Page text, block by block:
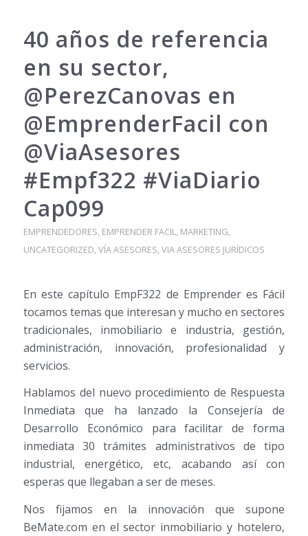
40 años de referencia
en su sector,
@PerezCanovas en
@EmprenderFacil con
@ViaAsesores
#Empf322 #ViaDiario
Cap099
EMPRENDEDORES, EMPRENDER FACIL, MARKETING,
UNCATEGORIZED,VÍA ASESORES,VIA ASESORES JURÍDICOS
En este capítulo EmpF322 de Emprender es Fácil
tocamos temas que interesan y mucho en sectores
tradicionales, inmobiliario e industria, gestión,
administración, innovación, profesionalidad y
servicios.
Hablamos del nuevo procedimiento de Respuesta
Inmediata que ha lanzado la Consejería de
Desarrollo Económico para facilitar de forma
inmediata 30 trámites administrativos de tipo
industrial, energético, etc, acabando así con
esperas que llegaban a ser de meses.
Nos fijamos en la innovación que supone
BeMate.com en el sector inmobiliario y hotelero,